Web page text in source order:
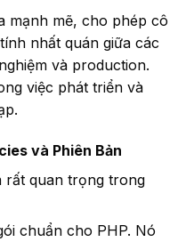
mạnh mẽ, cho phép cô
nhất quán giữa các
và production.
việc phát triển và
và Phiên Bản
rất quan trọng trong
chuẩn cho PHP. Nó